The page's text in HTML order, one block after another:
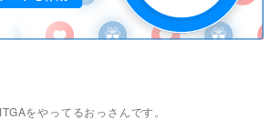
をやってるおっさんです。